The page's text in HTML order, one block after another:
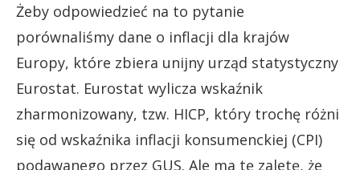
Żeby odpowiedzieć na to pytanie
porównaliśmy dane o inflacji dla krajów
Europy, które zbiera unijny urząd statystyczny
Eurostat. Eurostat wylicza wskaźnik
zharmonizowany, tzw. HICP, który trochę różni
się od wskaźnika inflacji konsumenckiej (CPI)
podawanego przez GUS. Ale ma tę zaletę, że